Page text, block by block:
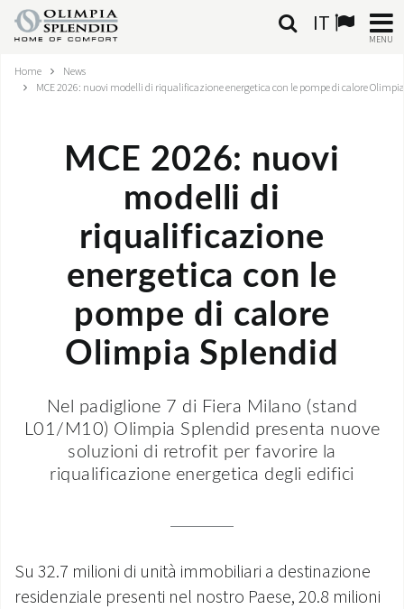
IT
MENU
ITALIANO
CLIMATIZZAZIONE
MONDO OS
INCENTIVI E DETRAZIONI
CENTRI ASSISTENZA E RICAMBI
Home
News
MCE 2026: nuovi modelli di riqualificazione energetica con le pompe di calore
MCE 2026: nuovi
modelli di
riqualificazione
energetica con le
pompe di calore
Olimpia Splendid
Nel padiglione 7 di Fiera Milano (stand
L01/M10) Olimpia Splendid presenta nuove
soluzioni di retrofit per favorire la
riqualificazione energetica degli edifici
Su 32.7 milioni di unità immobiliari a destinazione
residenziale presenti nel nostro Paese, 20.8 milioni